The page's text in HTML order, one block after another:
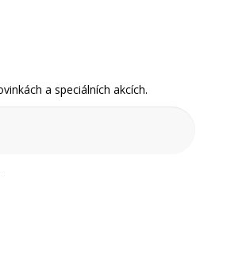
a speciálních akcích.